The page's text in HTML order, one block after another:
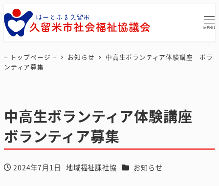
MENU
– トップページ – お知らせ
中高生ボランティア体験講座 ボラ
ンティア募集
中高生ボランティア体験講座
ボランティア募集
投稿日
2024年7月1日
著
地域福祉課社協 カテゴリー
お知らせ